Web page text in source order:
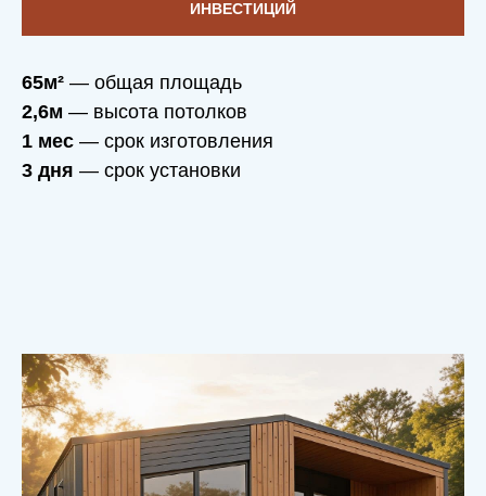
ИНВЕСТИЦИЙ
65м² — общая площадь
2,6м — высота потолков
1 мес — срок изготовления
3 дня — срок установки
НАШИ